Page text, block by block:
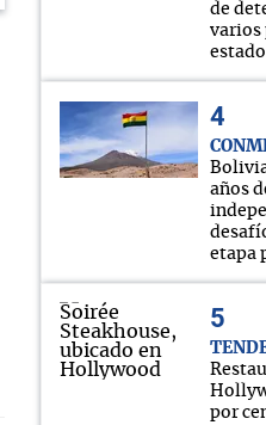
de
varios
estado
años
etapa
por